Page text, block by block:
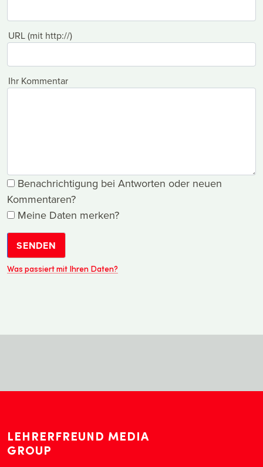
URL (mit http://)
Ihr Kommentar
Benachrichtigung bei Antworten oder neuen
Kommentaren?
Meine Daten merken?
SENDEN
Was passiert mit Ihren Daten?
LEHRERFREUND MEDIA
GROUP